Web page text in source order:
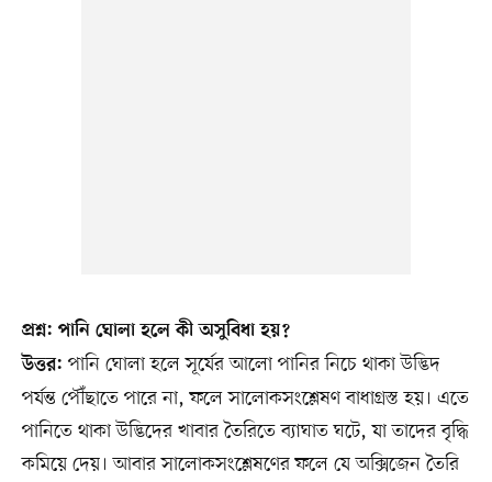
প্রশ্ন: পানি ঘোলা হলে কী অসুবিধা হয়?
উত্তর: পানি ঘোলা হলে সূর্যের আলো পানির নিচে থাকা উদ্ভিদ
পর্যন্ত পৌঁছাতে পারে না, ফলে সালোকসংশ্লেষণ বাধাগ্রস্ত হয়। এতে
পানিতে থাকা উদ্ভিদের খাবার তৈরিতে ব্যাঘাত ঘটে, যা তাদের বৃদ্ধি
কমিয়ে দেয়। আবার সালোকসংশ্লেষণের ফলে যে অক্সিজেন তৈরি